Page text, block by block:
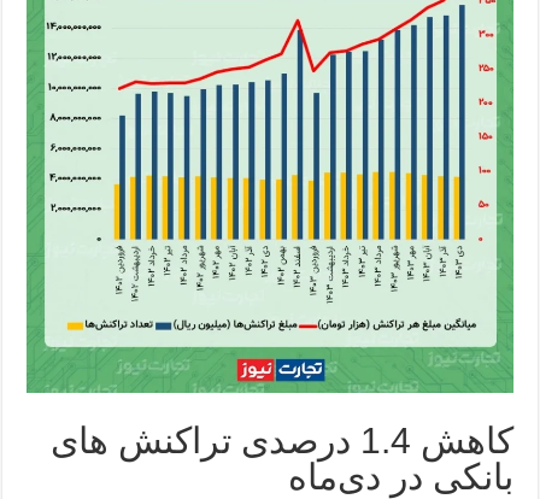
کاهش 1.4 درصدی تراکنش های
بانکی در دی‌ماه